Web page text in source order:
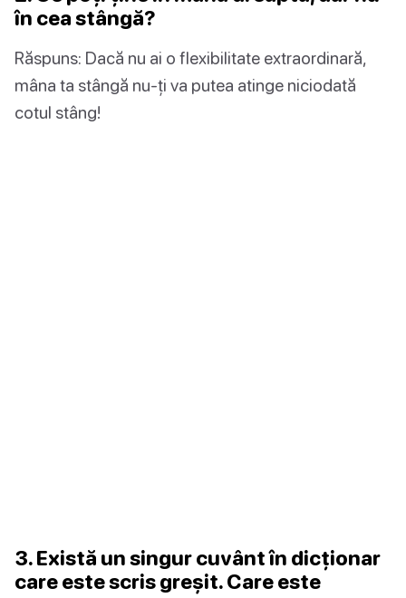
în cea stângă?
Răspuns: Dacă nu ai o flexibilitate extraordinară,
mâna ta stângă nu-ți va putea atinge niciodată
cotul stâng!
3. Există un singur cuvânt în dicționar
care este scris greșit. Care este